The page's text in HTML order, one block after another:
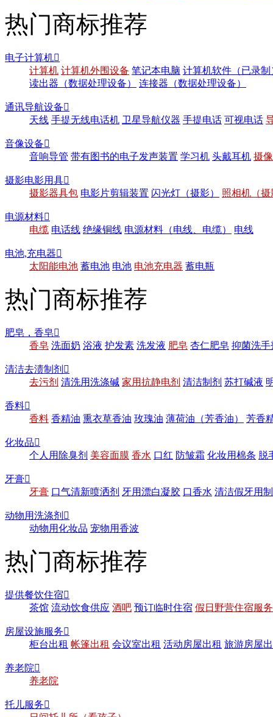
热门商标推荐
电子计算机
计算机 计算机外围设备 笔记本电脑 计算机软件（已录制
读出器（数据处理设备）
连接器（数据处理设备）
通讯导航设备
天线 手提无线电话机 卫星导航仪器 手提电话 可视电话
音像设备
音响导管 带有图书的电子发声装置 学习机 头戴耳机 摄
摄影电影用具
摄影器具包 电影片剪辑装置 闪光灯（摄影） 照相机（摄
电源材料
电缆 电话线 绝缘铜线 电源材料（电线、电缆） 电线
电池,充电器
太阳能电池 蓄电池 电池 电池充电器 蓄电瓶
热门商标推荐
肥皂，香皂
香皂 洗面奶 浴液 护发素 洗发液 肥皂 杏仁肥皂 抑菌洗手
清洁去渍制剂 
去污剂 清洗用洗涤碱 家用抗静电剂 清洁制剂 苏打碱液
香料
香料 香精油 熏衣草香油 玫瑰油 薄荷油（芳香油） 芳香
化妆品
个人用除臭剂 美容面膜 香水 口红 防皱霜 化妆用棉条 脱
牙膏
牙膏 口气清新喷洒剂 牙用漂白凝胶 口香水 清洁假牙用
动物用洗涤剂 
动物用化妆品 宠物用香波
热门商标推荐
提供餐饮住宿
茶馆 流动饮食供应 酒吧 预订临时住宿 假日野营住宿服务
房屋设施服务
柜台出租 帐篷出租 会议室出租 活动房屋出租 旅游房屋
养老院
养老院
托儿服务